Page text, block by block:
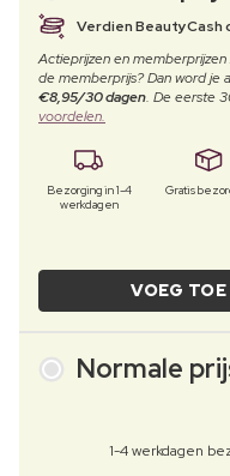
Verdien BeautyCash
Actieprijzen en
de memberprijs? Dan word je
€8,95/30 dagen. De eerste
voordelen.
Bezorging in 1-4
werkdagen
Gratis
VOEG
Normale
1-4 werkdagen